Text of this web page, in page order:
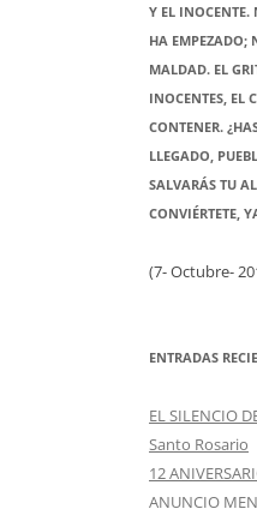
Y EL
HA EMPEZADO;
MALDAD. EL
INOCENTES, EL
CONTENER.
LLEGADO,
SALVARÁS TU
CONVIÉRTETE,
(7- Octubre-
ENTRADAS
EL SILENCIO
Santo Rosario
12
ANUNCIO